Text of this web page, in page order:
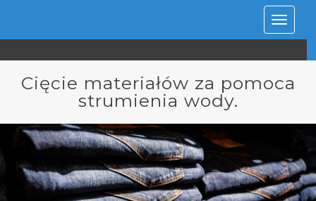
Rozwiń
Cięcie materiałów za pomoca
strumienia wody.